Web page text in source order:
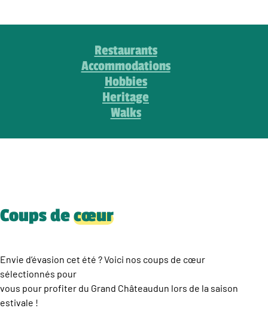
Restaurants
Accommodations
Hobbies
Heritage
Walks
Coups decœur
Envie d’évasion cet été ? Voici nos coups de cœur
sélectionnés pour
vous pour profiter du Grand Châteaudun lors de la saison
estivale !